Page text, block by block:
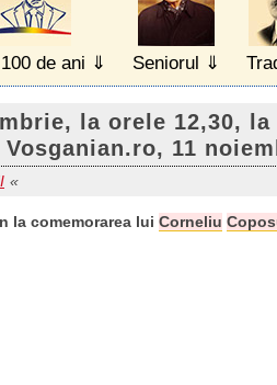
de ani Seniorul
la orele 12,30,
11
la comemorarea lui Corneliu